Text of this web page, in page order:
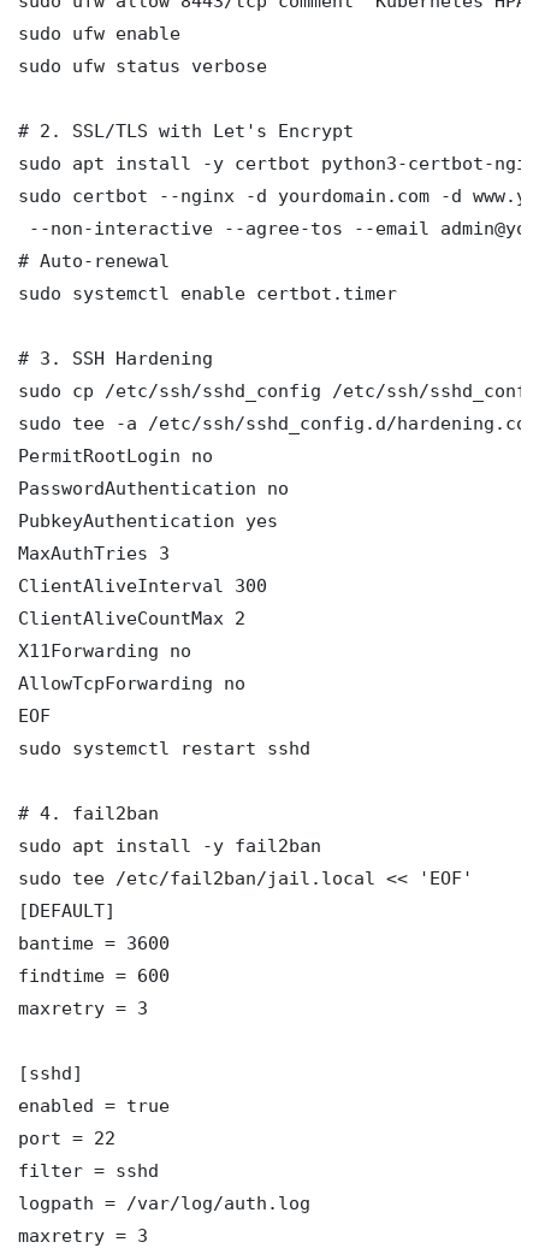
sudo ufw enable
sudo ufw status verbose
# 2. SSL/TLS with Let's Encrypt
sudo apt install -y certbot python3-certbot-
sudo certbot --nginx -d yourdomain.com -d
--non-interactive --agree-tos --email
# Auto-renewal
sudo systemctl enable certbot.timer
# 3. SSH Hardening
sudo cp /etc/ssh/sshd_config /etc/ssh/
sudo tee -a /etc/ssh/sshd_config.d/
PermitRootLogin no
PasswordAuthentication no
PubkeyAuthentication yes
MaxAuthTries 3
ClientAliveInterval 300
ClientAliveCountMax 2
X11Forwarding no
AllowTcpForwarding no
EOF
sudo systemctl restart sshd
# 4. fail2ban
sudo apt install -y fail2ban
sudo tee /etc/fail2ban/jail.local << 'EOF'
[DEFAULT]
bantime = 3600
findtime = 600
maxretry = 3
[sshd]
enabled = true
port = 22
filter = sshd
logpath = /var/log/auth.log
maxretry = 3